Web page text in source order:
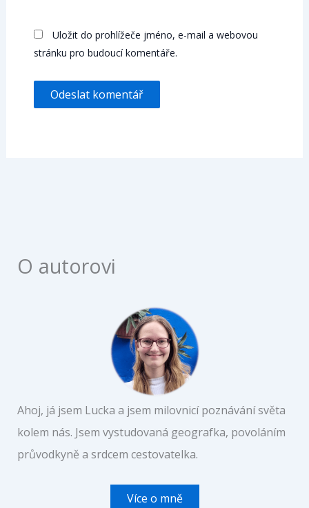
Uložit do prohlížeče jméno, e-mail a webovou
stránku pro budoucí komentáře.
O autorovi
Ahoj, já jsem Lucka a jsem milovnicí poznávání světa
kolem nás. Jsem vystudovaná geografka, povoláním
průvodkyně a srdcem cestovatelka.
Více o mně